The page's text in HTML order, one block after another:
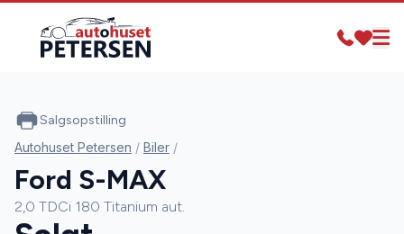
Salgsopstilling
Autohuset Petersen / Biler /
Ford S-MAX
2,0 TDCi 180 Titanium aut.